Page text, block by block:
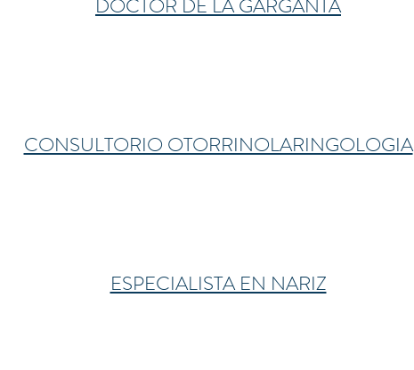
DOCTOR DE LA GARGANTA
CONSULTORIO OTORRINOLARINGOLOGIA
ESPECIALISTA EN NARIZ